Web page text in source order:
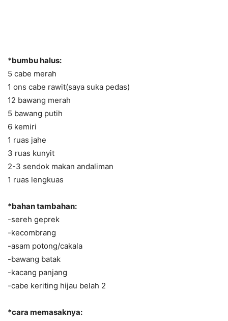
*bumbu halus:
5 cabe merah
1 ons cabe rawit(saya suka pedas)
12 bawang merah
5 bawang putih
6 kemiri
1 ruas jahe
3 ruas kunyit
2-3 sendok makan andaliman
1 ruas lengkuas
*bahan tambahan:
-sereh geprek
-kecombrang
-asam potong/cakala
-bawang batak
-kacang panjang
-cabe keriting hijau belah 2
*cara memasaknya: